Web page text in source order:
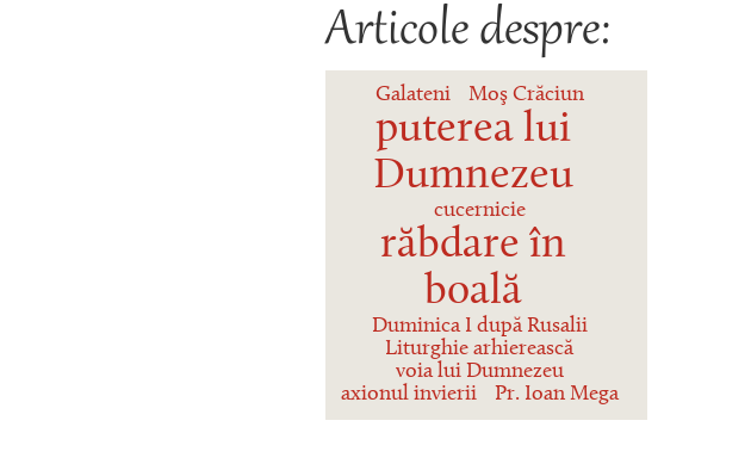
Articole despre:
Galateni Moş Crăciun
puterea lui
Dumnezeu
cucernicie
răbdare în
boală
Duminica I după Rusalii
Liturghie arhierească
voia lui Dumnezeu
axionul invierii
Pr. Ioan Mega